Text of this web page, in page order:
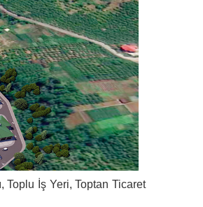
Toplu İş Yeri, Toptan Ticaret